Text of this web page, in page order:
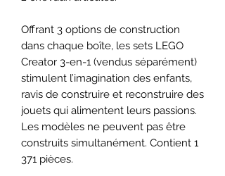
Offrant 3 options de construction
dans chaque boîte, les sets LEGO
Creator 3-en-1 (vendus séparément)
stimulent l’imagination des enfants,
ravis de construire et reconstruire des
jouets qui alimentent leurs passions.
Les modèles ne peuvent pas être
construits simultanément. Contient 1
371 pièces.